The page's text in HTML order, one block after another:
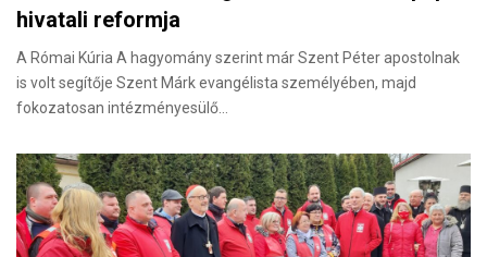
hivatali reformja
A Római Kúria A hagyomány szerint már Szent Péter apostolnak
is volt segítője Szent Márk evangélista személyében, majd
fokozatosan intézményesülő…